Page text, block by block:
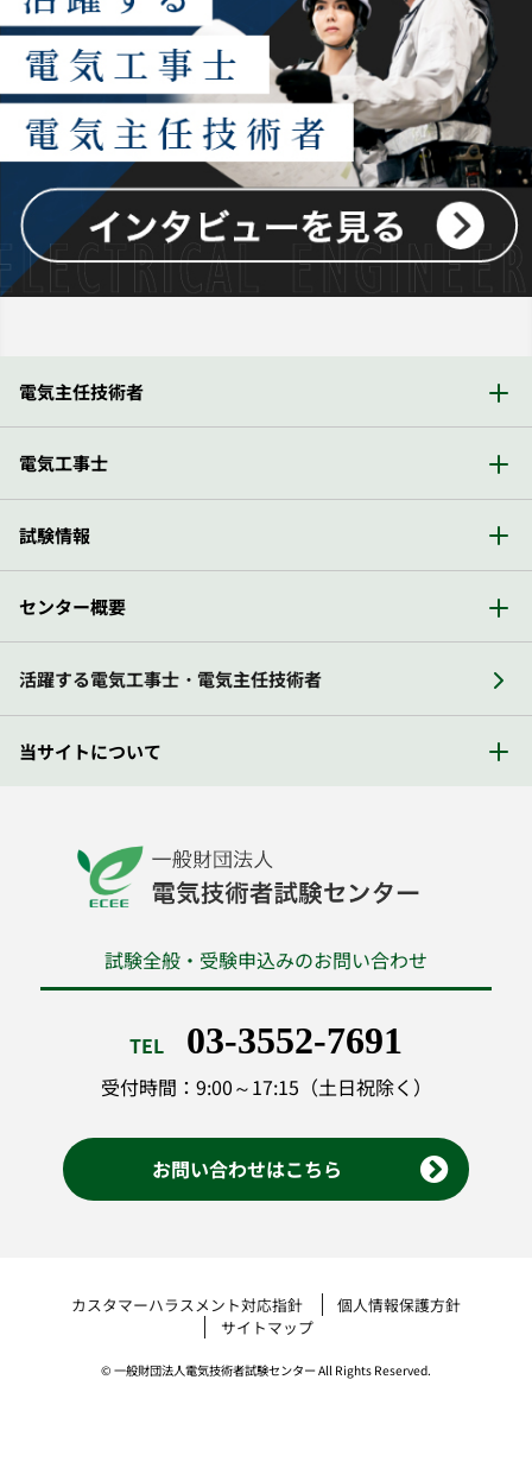
電気主任技術者
電気工事士
試験情報
センター概要
活躍する電気工事士・電気主任技術者
当サイトについて
試験全般・受験申込みのお問い合わせ
TEL 03-3552-7691
受付時間：9:00～17:15（土日祝除く）
お問い合わせはこちら
カスタマーハラスメント対応指針
個人情報保護方針
サイトマップ
© 一般財団法人電気技術者試験センター All Rights Reserved.